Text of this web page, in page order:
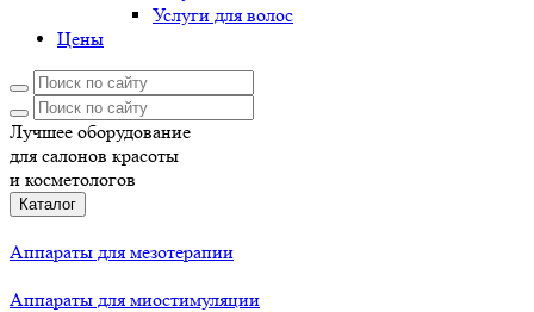
Услуги для волос
Цены
Лучшее оборудование
для салонов красоты
и косметологов
Каталог
Аппараты для мезотерапии
Аппараты для миостимуляции